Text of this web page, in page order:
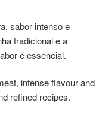
sabor intenso e
tradicional e a
é essencial.
intense flavour and
refined recipes.